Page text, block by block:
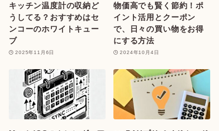
キッチン温度計の収納ど
うしてる？おすすめはセ
ンコーのホワイトキュー
ブ
2025年11月6日
物価高でも賢く節約！ポ
イント活用とクーポン
で、日々の買い物をお得
にする方法
2024年10月4日